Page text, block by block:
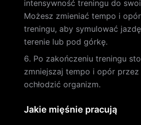
intensywność treningu do
Możesz zmieniać tempo i
treningu, aby symulować
terenie lub pod górkę.
Po zakończeniu treningu
zmniejszaj tempo i opór
ochłodzić organizm.
Jakie mięśnie pracują